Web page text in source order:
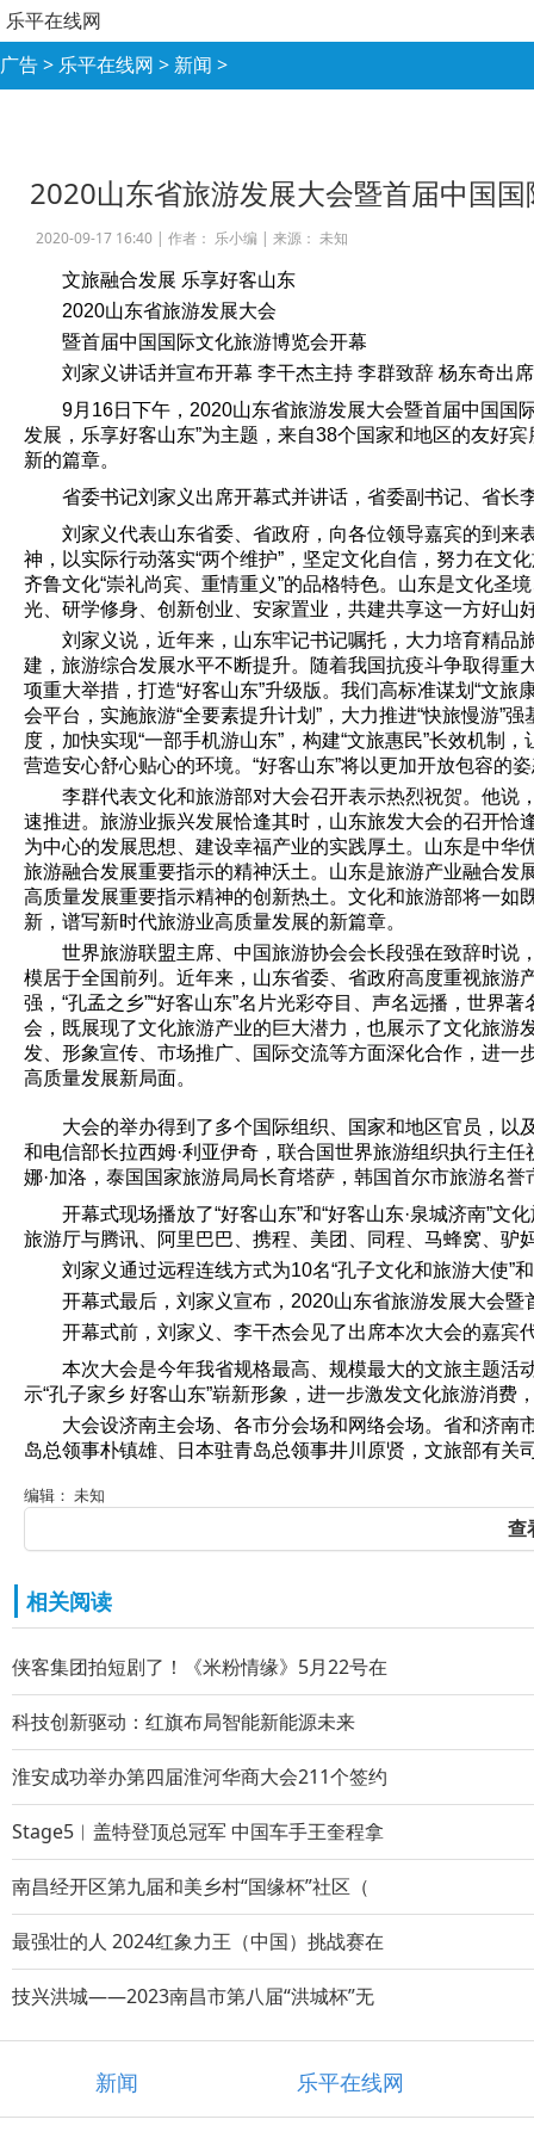
乐平在线网
广告> 乐平在线网 > 新闻 >
2020山东省旅游发展大会暨首届中国
2020-09-17 16:40 | 作者： 乐小编 | 来源： 未知
文旅融合发展 乐享好客山东
2020山东省旅游发展大会
暨首届中国国际文化旅游博览会开幕
刘家义讲话并宣布开幕 李干杰主持 李群致辞 杨东奇出席
9月16日下午，2020山东省旅游发展大会暨首届中国国
发展，乐享好客山东”为主题，来自38个国家和地区的友好
新的篇章。
省委书记刘家义出席开幕式并讲话，省委副书记、省长
刘家义代表山东省委、省政府，向各位领导嘉宾的到来
神，以实际行动落实“两个维护”，坚定文化自信，努力在文
齐鲁文化“崇礼尚宾、重情重义”的品格特色。山东是文化圣
光、研学修身、创新创业、安家置业，共建共享这一方好山
刘家义说，近年来，山东牢记书记嘱托，大力培育精品
建，旅游综合发展水平不断提升。随着我国抗疫斗争取得
项重大举措，打造“好客山东”升级版。我们高标准谋划“文
会平台，实施旅游“全要素提升计划”，大力推进“快旅慢游”
度，加快实现“一部手机游山东”，构建“文旅惠民”长效机制
营造安心舒心贴心的环境。“好客山东”将以更加开放包容的
李群代表文化和旅游部对大会召开表示热烈祝贺。他说
速推进。旅游业振兴发展恰逢其时，山东旅发大会的召开
为中心的发展思想、建设幸福产业的实践厚土。山东是中
旅游融合发展重要指示的精神沃土。山东是旅游产业融合
高质量发展重要指示精神的创新热土。文化和旅游部将一
新，谱写新时代旅游业高质量发展的新篇章。
世界旅游联盟主席、中国旅游协会会长段强在致辞时说
模居于全国前列。近年来，山东省委、省政府高度重视旅
强，“孔孟之乡”“好客山东”名片光彩夺目、声名远播，世界
会，既展现了文化旅游产业的巨大潜力，也展示了文化旅
发、形象宣传、市场推广、国际交流等方面深化合作，进
高质量发展新局面。
大会的举办得到了多个国际组织、国家和地区官员，
和电信部长拉西姆·利亚伊奇，联合国世界旅游组织执行主
娜·加洛，泰国国家旅游局局长育塔萨，韩国首尔市旅游名
开幕式现场播放了“好客山东”和“好客山东·泉城济南”
旅游厅与腾讯、阿里巴巴、携程、美团、同程、马蜂窝、驴
刘家义通过远程连线方式为10名“孔子文化和旅游大使”
开幕式最后，刘家义宣布，2020山东省旅游发展大会
开幕式前，刘家义、李干杰会见了出席本次大会的嘉宾
本次大会是今年我省规格最高、规模最大的文旅主题活
示“孔子家乡 好客山东”崭新形象，进一步激发文化旅游消
大会设济南主会场、各市分会场和网络会场。省和济
岛总领事朴镇雄、日本驻青岛总领事井川原贤，文旅部有
编辑： 未知
查
相关阅读
侠客集团拍短剧了！《米粉情缘》5月22号在
科技创新驱动：红旗布局智能新能源未来
淮安成功举办第四届淮河华商大会211个签约
Stage5︱盖特登顶总冠军 中国车手王奎程拿
南昌经开区第九届和美乡村“国缘杯”社区（
最强壮的人 2024红象力王（中国）挑战赛在
技兴洪城——2023南昌市第八届“洪城杯”无
新闻 乐平在线网